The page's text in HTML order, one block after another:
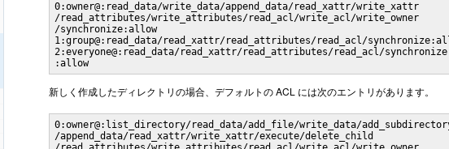
0:owner@:read_data/write_data/append_data/read_xattr/write_xattr
/read_attributes/write_attributes/read_acl/write_acl/write_owner
/synchronize:allow
1:group@:read_data/read_xattr/read_attributes/read_acl/
2:everyone@:read_data/read_xattr/read_attributes/read_acl/synchronize
:allow
新しく作成したディレクトリの場合、デフォルトの ACL には次のエントリがあります。
0:owner@:list_directory/read_data/add_file/write_data/
/append_data/read_xattr/write_xattr/execute/delete_child